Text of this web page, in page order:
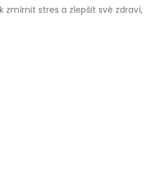
zmírnit stres a zlepšit své zdraví,